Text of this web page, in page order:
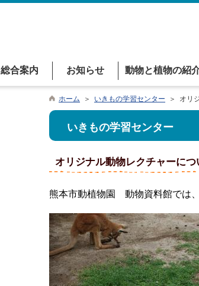
総合案内 お知らせ 動物と植物の紹
ホーム ＞ いきもの学習センター ＞ オリ
いきもの学習センター
オリジナル動物レクチャーにつ
熊本市動植物園 動物資料館では